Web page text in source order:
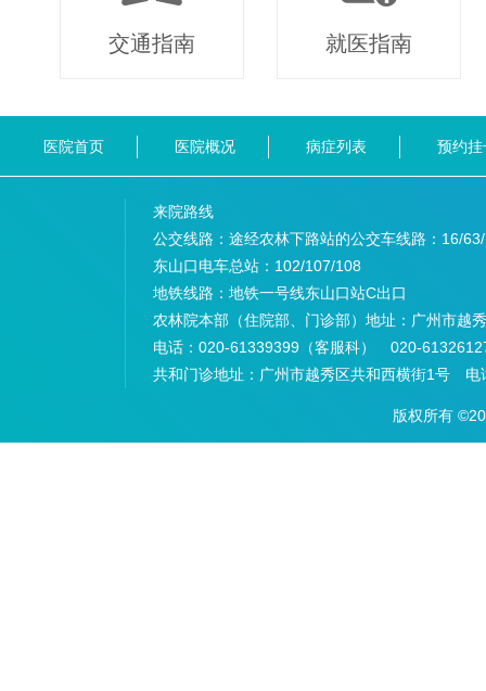
交通指南 就医指南
医院首页 医院概况 病症列表 预约挂
来院路线
公交线路：途经农林下路站的公交车线路： 16/
东山口电车总站： 102/107/108
地铁线路： 地铁一号线东山口站C出口
农林院本部（住院部、门诊部）地址： 广州市越
电话： 020-61339399（客服科） 020-
共和门诊地址： 广州市越秀区共和西横街1号 电
版权所有